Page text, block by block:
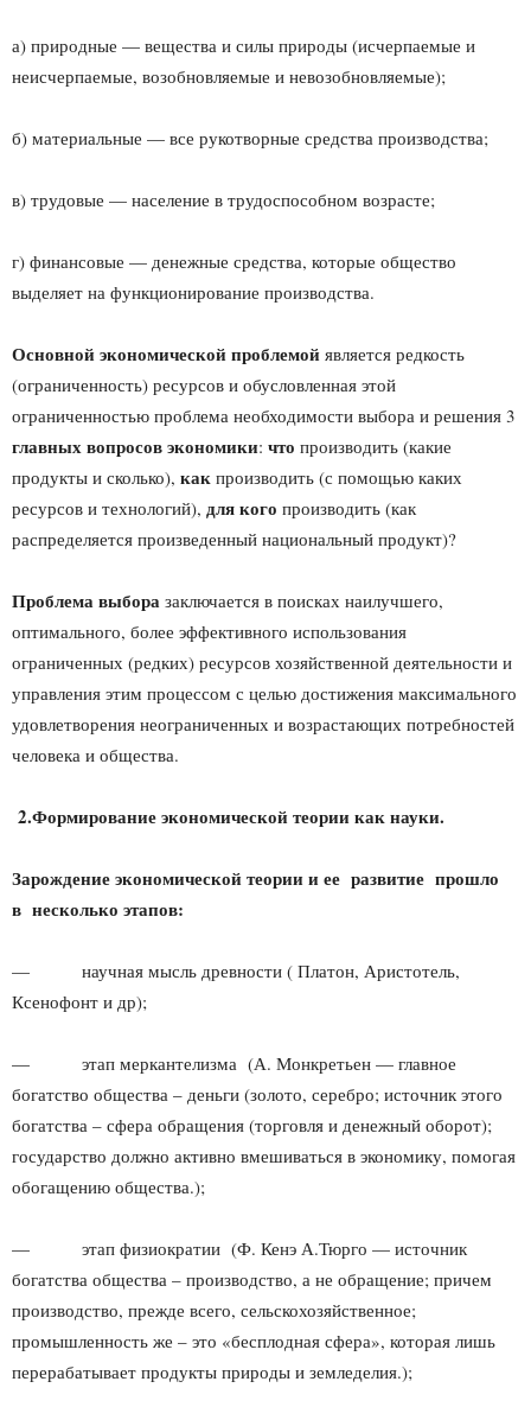
а) природные — вещества и силы природы (исчерпаемые и
неисчерпаемые, возобновляемые и невозобновляемые);
б) материальные — все рукотворные средства производства;
в) трудовые — население в трудоспособном возрасте;
г) финансовые — денежные средства, которые общество
выделяет на функционирование производства.
Основной экономической проблемой является редкость
(ограниченность) ресурсов и обусловленная этой
ограниченностью проблема необходимости выбора и решения 3
главных вопросов экономики: что производить (какие
продукты и сколько), как производить (с помощью каких
ресурсов и технологий), для кого производить (как
распределяется произведенный национальный продукт)?
Проблема выбора заключается в поисках наилучшего,
оптимального, более эффективного использования
ограниченных (редких) ресурсов хозяйственной деятельности и
управления этим процессом с целью достижения максимального
удовлетворения неограниченных и возрастающих потребностей
человека и общества.
2.Формирование экономической теории как науки.
Зарождение экономической теории и ее развитие прошло
в несколько этапов:
— научная мысль древности ( Платон, Аристотель,
Ксенофонт и др);
— этап меркантелизма (А. Монкретьен — главное
богатство общества – деньги (золото, серебро; источник этого
богатства – сфера обращения (торговля и денежный оборот);
государство должно активно вмешиваться в экономику, помогая
обогащению общества.);
— этап физиократии (Ф. Кенэ А.Тюрго — источник
богатства общества – производство, а не обращение; причем
производство, прежде всего, сельскохозяйственное;
промышленность же – это «бесплодная сфера», которая лишь
перерабатывает продукты природы и земледелия.);